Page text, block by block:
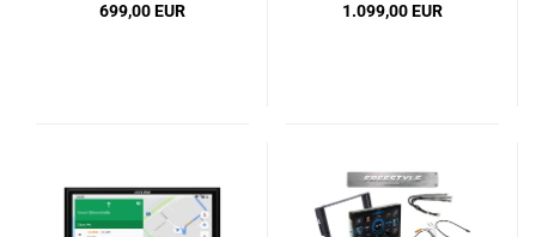
699,00 EUR 1.099,00 EUR